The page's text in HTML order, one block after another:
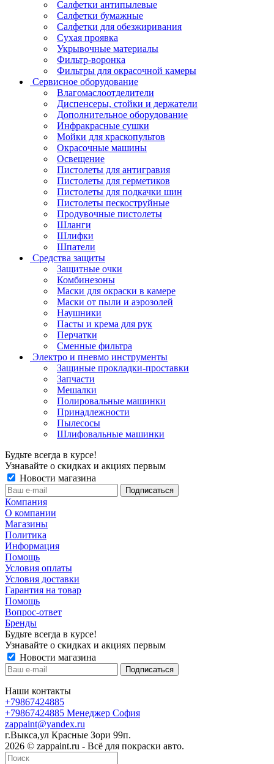
Салфетки антипылевые
Салфетки бумажные
Салфетки для обезжиривания
Сухая проявка
Укрывочные материалы
Фильтр-воронка
Фильтры для окрасочной камеры
Сервисное оборудование
Влагомаслоотделители
Диспенсеры, стойки и держатели
Дополнительное оборудование
Инфракрасные сушки
Мойки для краскопультов
Окрасочные машины
Освещение
Пистолеты для антигравия
Пистолеты для герметиков
Пистолеты для подкачки шин
Пистолеты пескоструйные
Продувочные пистолеты
Шланги
Шлифки
Шпатели
Средства защиты
Защитные очки
Комбинезоны
Маски для окраски в камере
Маски от пыли и аэрозолей
Наушники
Пасты и крема для рук
Перчатки
Сменные фильтра
Электро и пневмо инструменты
Защиные прокладки-проставки
Запчасти
Мешалки
Полировальные машинки
Принадлежности
Пылесосы
Шлифовальные машинки
Будьте всегда в курсе!
Узнавайте о скидках и акциях первым
Новости магазина
Компания
О компании
Магазины
Политика
Информация
Помощь
Условия оплаты
Условия доставки
Гарантия на товар
Помощь
Вопрос-ответ
Бренды
Будьте всегда в курсе!
Узнавайте о скидках и акциях первым
Новости магазина
Наши контакты
+79867424885
+79867424885 Менеджер София
zappaint@yandex.ru
г.Выкса,ул Красные Зори 99п.
2026 © zappaint.ru - Всё для покраски авто.